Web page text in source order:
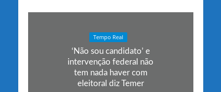
Tempo Real
‘Não sou candidato’ e
intervenção federal não
tem nada haver com
eleitoral diz Temer